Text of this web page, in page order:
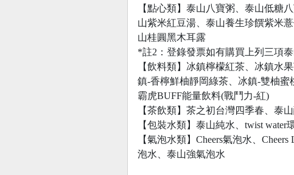
【點心類】泰山八寶粥、泰山低糖
山紫米紅豆湯、泰山養生珍饌紫米
山桂圓黑木耳露
*註2：登錄發票如有購買上列三項
【飲料類】冰鎮檸檬紅茶、冰鎮水
鎮-香檸鮮柚靜岡綠茶、冰鎮-雙柚蜜
霸虎BUFF能量飲料(戰鬥力-紅)
【茶飲類】茶之初台灣四季春、泰
【包裝水類】泰山純水、twist water
【氣泡水類】Cheers氣泡水、
泡水、泰山強氣泡水